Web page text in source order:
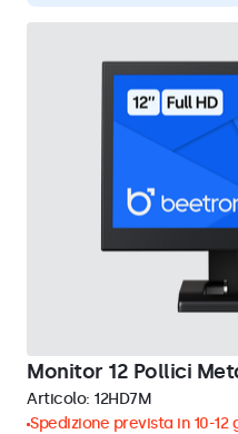
Monitor 12 Pollici
Articolo: 12HD7M
Spedizione prevista in 10-12